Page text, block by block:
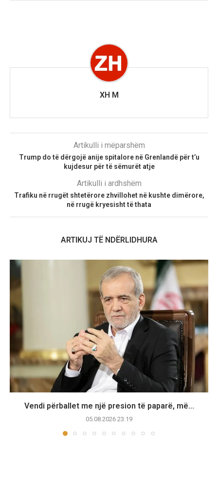
XH M
Artikulli i mëparshëm
Trump do të dërgojë anije spitalore në Grenlandë për t’u
kujdesur për të sëmurët atje
Artikulli i ardhshëm
Trafiku në rrugët shtetërore zhvillohet në kushte dimërore,
në rrugë kryesisht të thata
ARTIKUJ TË NDËRLIDHURA
Vendi përballet me një presion të paparë, më...
05.08.2026 23:19